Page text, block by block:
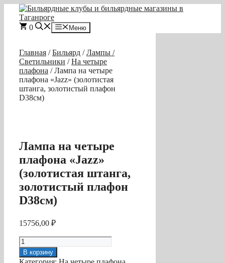
Перейти
содержимому
0 Меню
Главная /Бильярд /Лампы /
Светильники /На четыре
плафона / Лампа на четыре
плафона «Jazz» (золотистая
штанга, золотистый плафон
D38см)
Лампа на четыре
плафона «Jazz»
(золотистая штанга,
золотистый плафон
D38см)
15756,00 ₽
Количество
товара
Лампа
В корзину